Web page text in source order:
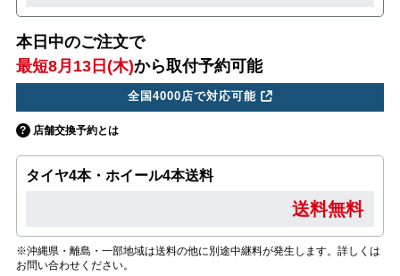
本日中のご注文で
最短8月13日(木)から取付予約可能
全国4000店で対応可能
店舗交換予約とは
タイヤ4本・ホイール4本送料
送料無料
※沖縄県・離島・一部地域は送料の他に別途中継料が発生します。詳しくは
お問い合わせください。